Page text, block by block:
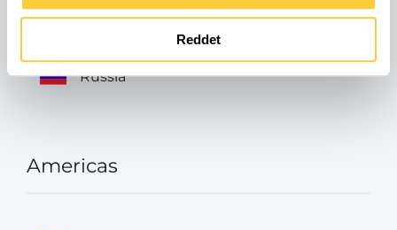
Reddet
Russia
Americas